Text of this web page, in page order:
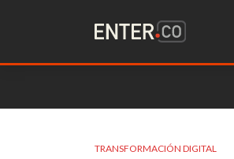
TRANSFORMACIÓN DIGITAL